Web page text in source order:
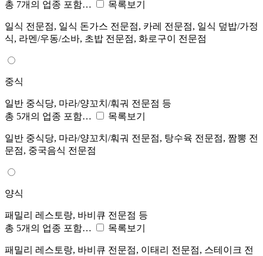
총 7개의 업종 포함… 목록보기
일식 전문점, 일식 돈가스 전문점, 카레 전문점, 일식 덮밥/가정
식, 라멘/우동/소바, 초밥 전문점, 화로구이 전문점
중식
일반 중식당, 마라/양꼬치/훠궈 전문점 등
총 5개의 업종 포함…
목록보기
일반 중식당, 마라/양꼬치/훠궈 전문점, 탕수육 전문점, 짬뽕 전
문점, 중국음식 전문점
양식
패밀리 레스토랑, 바비큐 전문점 등
총 5개의 업종 포함…
목록보기
패밀리 레스토랑, 바비큐 전문점, 이태리 전문점, 스테이크 전